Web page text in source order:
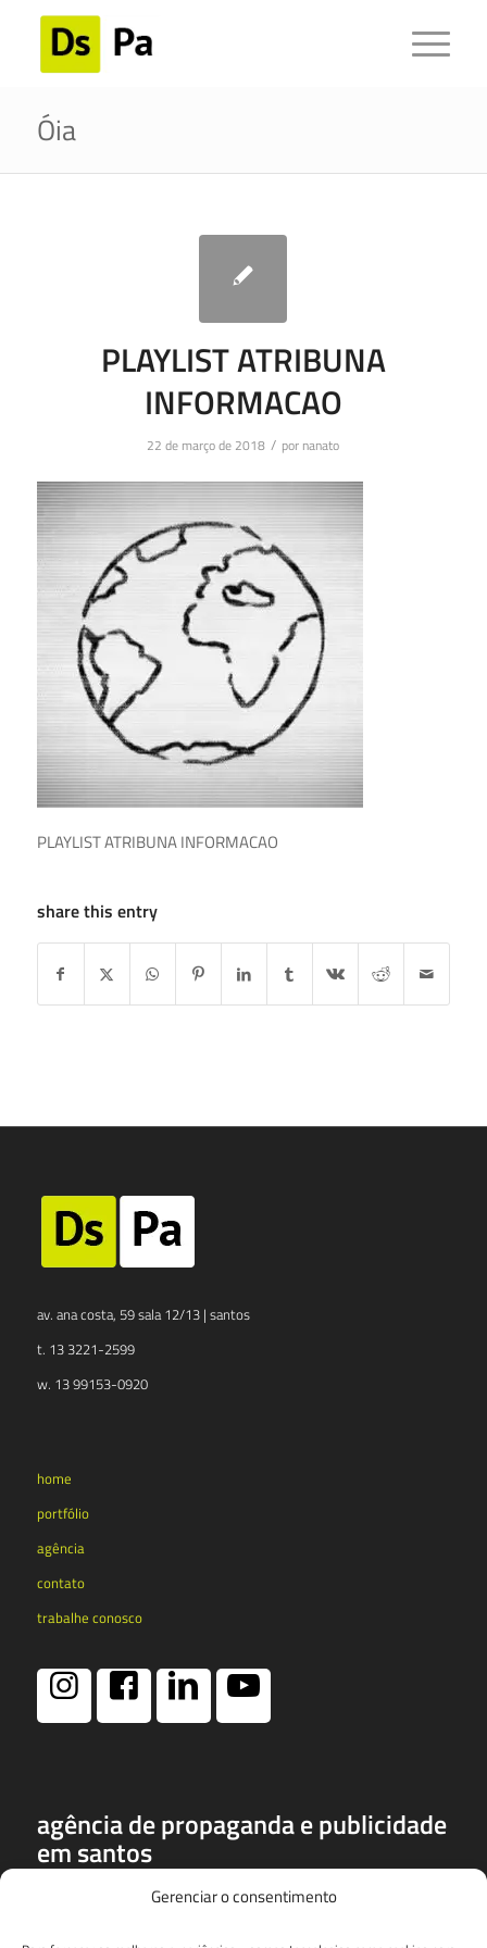
Gerenciar o consentimento
Óia
PLAYLIST ATRIBUNA
INFORMACAO
22 de março de 2018 / por nanato
PLAYLIST ATRIBUNA INFORMACAO
share this entry
av. ana costa, 59 sala 12/13 | santos
t. 13 3221-2599
w. 13 99153-0920
home
portfólio
agência
contato
trabalhe conosco
agência de propaganda e publicidade
em santos
é uma das mais conceituadas e premiadas agências de